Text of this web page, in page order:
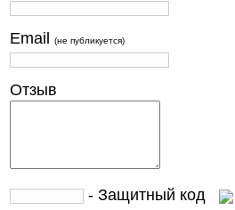
Email (не публикуется)
Отзыв
- Защитный код